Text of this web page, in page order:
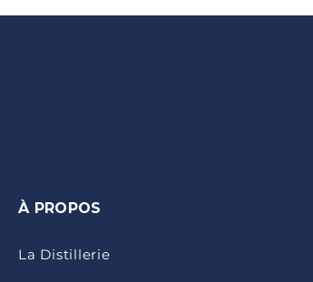
À PROPOS
La Distillerie